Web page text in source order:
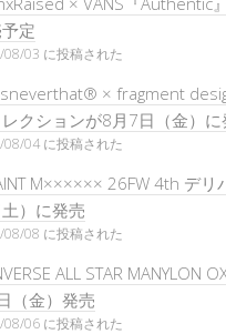
定
08/03 に投稿された
× fragment
クションが8月7日（金）に
08/04 に投稿された
M×××××× 26FW 4th デリ
）に発売
08/08 に投稿された
ALL STAR MANYLON
（金）発売
08/06 に投稿された